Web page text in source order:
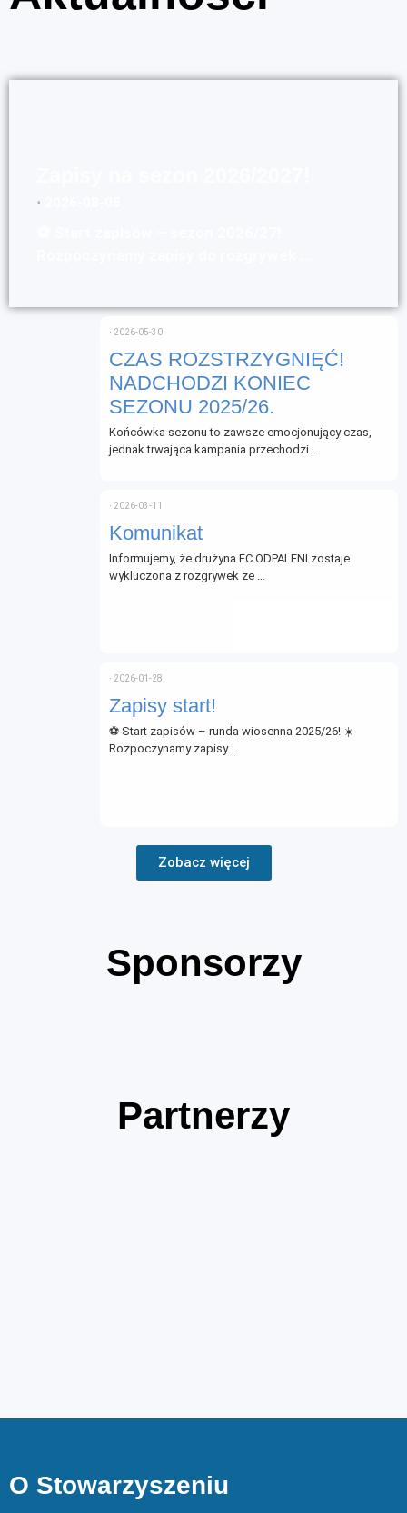
⋅
CZAS ROZSTRZYGNIĘĆ!
NADCHODZI KONIEC
SEZONU 2025/26.
⋅ 2026-05-30
Końcówka sezonu to zawsze emocjonujący czas,
jednak trwająca kampania przechodzi …
Komunikat
⋅ 2026-03-11
Informujemy, że drużyna FC ODPALENI zostaje
wykluczona z rozgrywek ze …
Zapisy start!
⋅ 2026-01-28
⚽ Start zapisów – runda wiosenna 2025/26! ☀️
Rozpoczynamy zapisy …
Zobacz więcej
Sponsorzy
Partnerzy
O Stowarzyszeniu